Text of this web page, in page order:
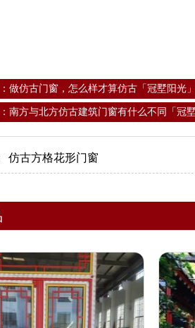
：做仿古门窗，怎么样才算仿古「冠墅阳光
南方与北方仿古建筑门窗有什么不同「冠
仿古方格花形门窗